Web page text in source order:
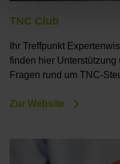
TNC Club
Ihr Treffpunkt
finden hier
Fragen rund um TNC-
Zur Website